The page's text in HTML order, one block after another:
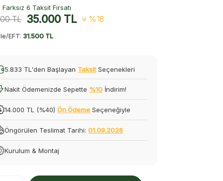
6 Taksit Fırsatı
TL 35.000TL %18
EFT: 31.500 TL
5.833 TL'den Başlayan Taksit Seçenekleri
Nakit Ödemenizde Sepette %10 İndirim!
14.000 TL (%40)Ön Ödeme Seçeneğiyle
Öngörülen Teslimat Tarihi:01.09.2026
Kurulum & Montaj